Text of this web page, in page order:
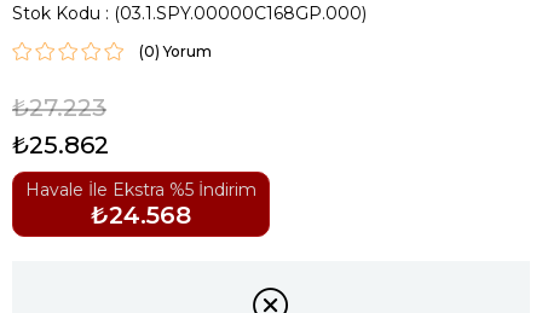
Stok Kodu (03.1.SPY.00000C168GP.000)
(0)
₺27.223
₺25.862
Havale İle Ekstra %5 İndirim
₺24.568